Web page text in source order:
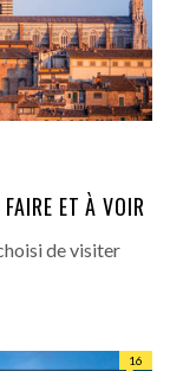
ET À VOIR
de visiter
16